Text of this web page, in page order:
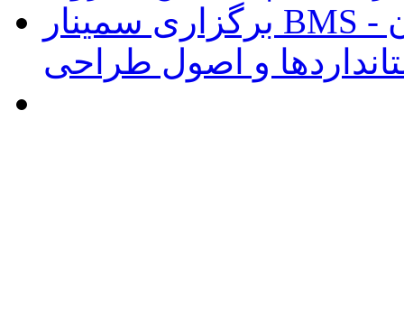
برگزاری سمینار BMS و هوشمند سازی ساختمان -
و اصول طراحی